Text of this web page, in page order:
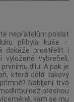
nepřátelům poslat
přibyla kuše –
dokáže prostřelit i
vybrečeli,
dílu. A pak je
která dělá takový
Nabíjení trvá
než přesnou
kam se mu